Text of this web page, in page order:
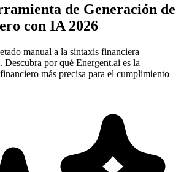
de Generación de
con IA 2026
manual a la sintaxis financiera
Descubra por qué Energent.ai es la
más precisa para el cumplimiento